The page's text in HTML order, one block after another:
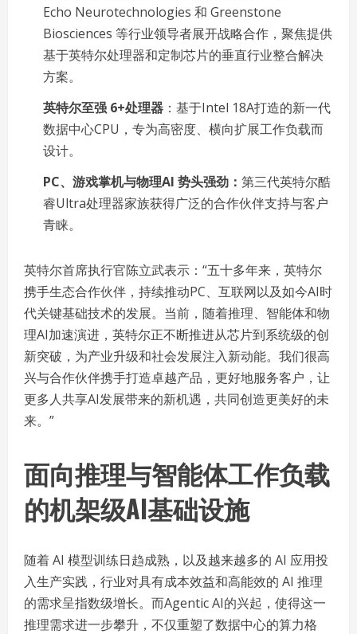
Echo Neurotechnologies 和 Greenstone
Biosciences 等行业领导者展开战略合作，聚焦提供
基于英特尔处理器和定制芯片的垂直行业整合解决
方案。
英特尔至强 6+处理器 ：基于Intel 18A打造的新一代
数据中心CPU，专为高密度、横向扩展工作负载而
设计。
PC、游戏掌机与物理AI 势头强劲： 第三代英特尔酷
睿Ultra处理器家族获得广泛的合作伙伴支持与客户
青睐。
英特尔首席执行官陈立武表示：“五十多年来，英特尔
携手生态合作伙伴，持续推动PC、互联网以及如今AI时
代关键基础技术的发展。当前，随着推理、智能体和物
理AI加速演进，英特尔正不断推进从芯片到系统级的创
新突破，为产业升级和社会发展注入新动能。我们很高
兴与合作伙伴携手打造卓越产品，更好地服务客户，让
更多人共享AI发展带来的新机遇，共同创造更美好的未
来。”
面向推理与智能体工作负载
的机架级AI基础设施
随着 AI 模型训练日趋成熟，以及越来越多的 AI 应用投
入生产实践，行业对具有成本效益和高能效的 AI 推理
的需求呈指数级增长。而Agentic AI的兴起，使得这一
推理需求进一步攀升，不仅重塑了数据中心的算力格